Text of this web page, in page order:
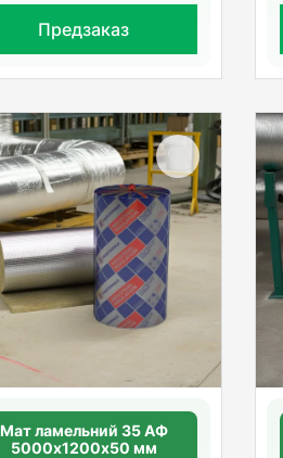
Предзаказ
Мат ламельний 35 АФ
5000х1200х50 мм